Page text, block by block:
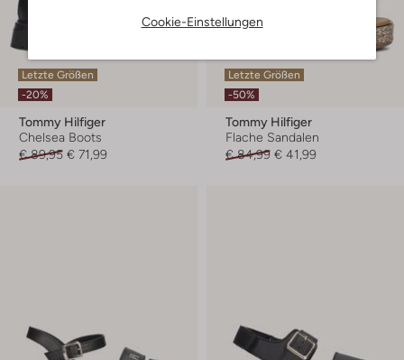
Cookie-Einstellungen
Letzte Größen
-20%
Tommy Hilfiger
Chelsea Boots
€ 89,95 € 71,99
Letzte Größen
-50%
Tommy Hilfiger
Flache Sandalen
€ 84,99 € 41,99